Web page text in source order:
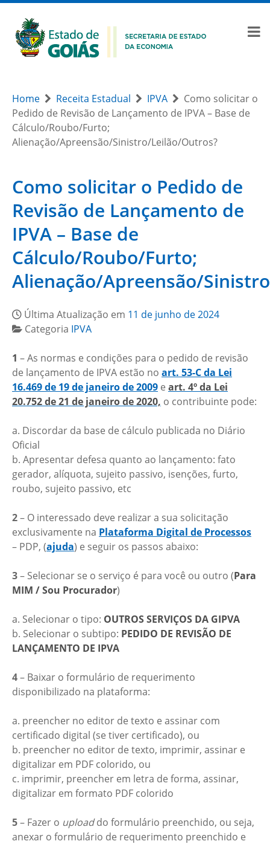
Home Receita Estadual IPVA
Como solicitar o
Pedido de Revisão de Lançamento de IPVA – Base de
Cálculo/Roubo/Furto;
Alienação/Apreensão/Sinistro/Leilão/Outros?
Como solicitar o Pedido de
Revisão de Lançamento de
IPVA – Base de
Cálculo/Roubo/Furto;
Alienação/Apreensão/
Última Atualização em 11 de junho de 2024
Categoria IPVA
1 – As normas e condições para o pedido de revisão
de lançamento de IPVA estão no art. 53-C da Lei
16.469 de 19 de janeiro de 2009 e art. 4º da Lei
20.752 de 21 de janeiro de 2020, o contribuinte pode:
a. Discordar da base de cálculo publicada no Diário
Oficial
b. Apresentar defesa quanto ao lançamento: fato
gerador, alíquota, sujeito passivo, isenções, furto,
roubo, sujeito passivo, etc
2– O interessado deve realizar a sua solicitação
exclusivamente na Plataforma Digital de Processos
– PDP, (ajuda) e seguir os passos abaixo:
3– Selecionar se o serviço é para você ou outro (Para
MIM / Sou Procurador)
a. Selecionar o tipo: OUTROS SERVIÇOS DA GIPVA
b. Selecionar o subtipo: PEDIDO DE REVISÃO DE
LANÇAMENTO DE IPVA
4– Baixar o formulário de requerimento
disponibilizado na plataforma:
a. preencher no editor de texto e assinar com
certificado digital (se tiver certificado), ou
b. preencher no editor de texto, imprimir, assinar e
digitalizar em PDF colorido, ou
c. imprimir, preencher em letra de forma, assinar,
digitalizar em formato PDF colorido
5– Fazer o uploaddo formulário preenchido, ou seja,
anexar o formulário de requerimento preenchido e